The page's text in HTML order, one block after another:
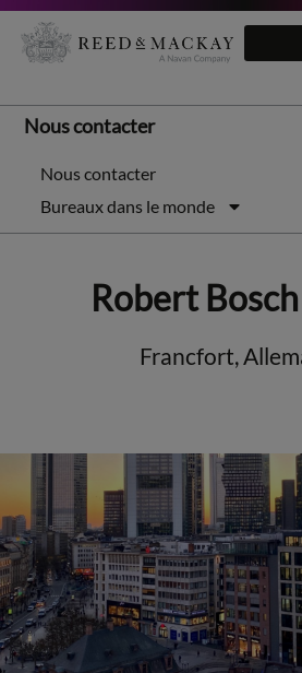
Aller
contenu
Nous contacter
Nous contacter
Bureaux dans le monde
Robert
Francfort,